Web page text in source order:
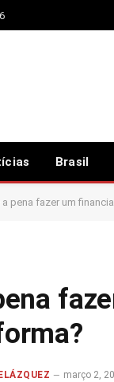
Brasil
a pena fazer um
março 2,